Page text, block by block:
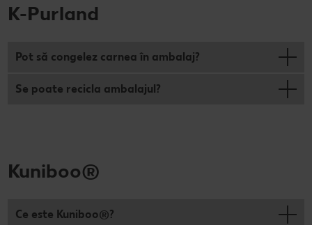
K-Purland
Pot să congelez carnea în ambalaj?
Se poate recicla ambalajul?
Kuniboo®
Ce este Kuniboo®?